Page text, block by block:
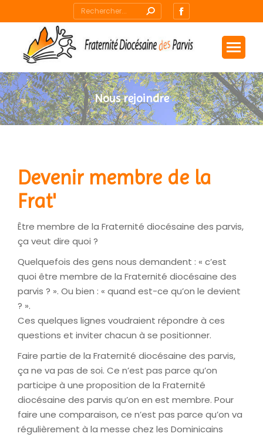
Recherche
:
Facebook
dans
une
nouvelle
fenêtre
Nous rejoindre
Vous êtes ici :
Devenir membre de la
Frat'
Être membre de la Fraternité diocésaine des parvis,
ça veut dire quoi ?
Quelquefois des gens nous demandent : « c’est
quoi être membre de la Fraternité diocésaine des
parvis ? ». Ou bien : « quand est-ce qu’on le devient
? ».
Ces quelques lignes voudraient répondre à ces
questions et inviter chacun à se positionner.
Faire partie de la Fraternité diocésaine des parvis,
ça ne va pas de soi. Ce n’est pas parce qu’on
participe à une proposition de la Fraternité
diocésaine des parvis qu’on en est membre. Pour
faire une comparaison, ce n’est pas parce qu’on va
régulièrement à la messe chez les Dominicains